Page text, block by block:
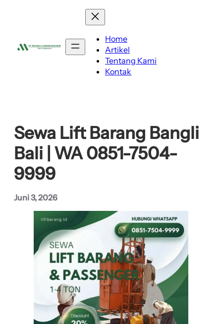
Home
Artikel
Tentang Kami
Kontak
Sewa Lift Barang Bangli
Bali | WA 0851-7504-
9999
Juni 3, 2026